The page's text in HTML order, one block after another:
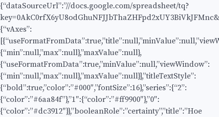
{“dataSourceUrl”:”//docs.google.com/spreadsheet/tq?
{“vAxes”:
{“min”:null,”max”:null},”maxValue”:null},
{“useFormatFromData”:true,”minValue”:null,”viewWindow”:
{“min”:null,”max”:null},”maxValue”:null}],”titleTextStyle”:
{“bold”:true,”color”:”#000″,”fontSize”:16},”series”:{“2”:
{“color”:”#6aa84f”},”1″:{“color”:”#ff9900″},”0″:
{“color”:”#dc3912″}},”booleanRole”:”certainty”,”title”:”Hoe